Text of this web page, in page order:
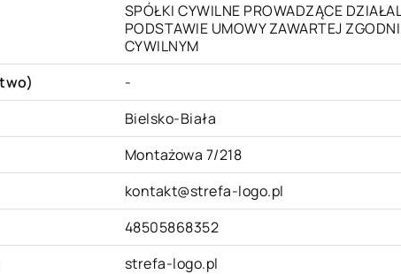
SPÓŁKI CYWILNE PROWADZĄCE
PODSTAWIE UMOWY ZAWARTEJ
CYWILNYM
-
Bielsko-Biała
Montażowa 7/218
kontakt@strefa-logo.pl
48505868352
strefa-logo.pl